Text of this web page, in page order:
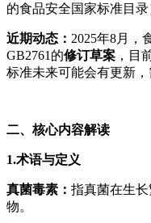
的食品安全国家标准目录
近期动态： 2025年8月，
GB2761的修订草案 ，目
标准未来可能会有更新，
二、核心内容解读
1.术语与定义
真菌毒素： 指真菌在生
物。